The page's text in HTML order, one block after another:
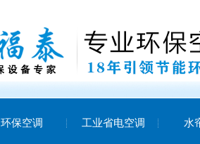
环保空调 工业省电空调 水